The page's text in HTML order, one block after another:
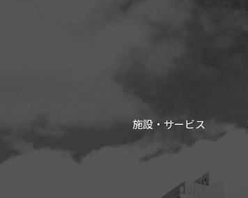
施設・サービス